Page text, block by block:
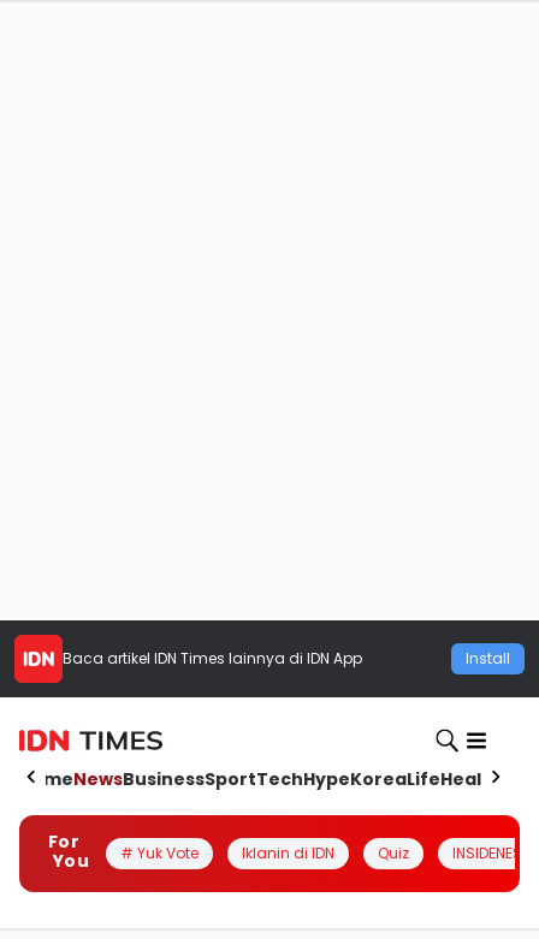
Baca artikel IDN Times lainnya di IDN App Install
HomeNewsBusinessSportTechHypeKoreaLifeHealth
For
You
# Yuk Vote Iklanin di IDN Quiz INSIDENESIA